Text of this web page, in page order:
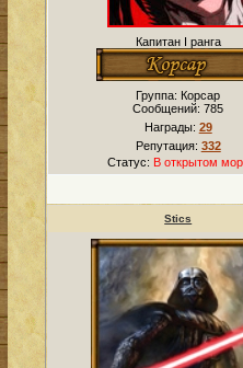
Капитан I ранга
Группа: Корсар
Сообщений:785
Награды: 29
Репутация: 332
Статус: В открытом
Stics